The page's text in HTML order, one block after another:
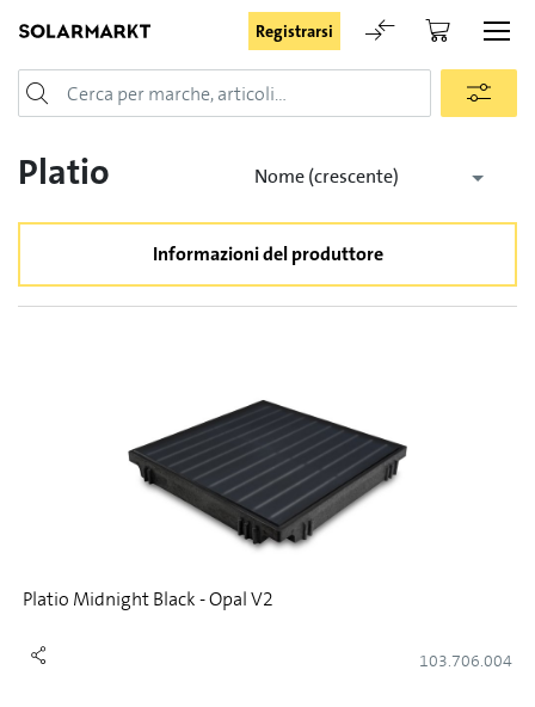
Registrarsi
Login
Password dimenticata
Richiesta di registrazione per login
Platio Nome (crescente)
Informazioni del produttore
Platio Midnight Black - Opal V2
103.706.004